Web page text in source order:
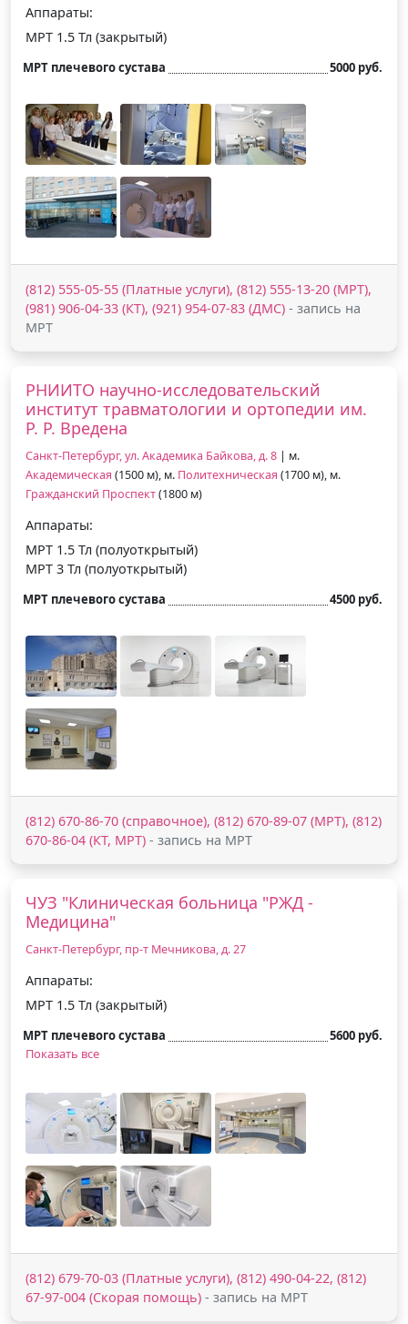
Аппараты:
МРТ 1.5 Тл (закрытый)
МРТ плечевого сустава 5000 руб.
(812) 555-05-55 (Платные услуги), (812) 555-13-20 (МРТ),
(981) 906-04-33 (КТ), (921) 954-07-83 (ДМС) - запись на
МРТ
РНИИТО научно-исследовательский
институт травматологии и ортопедии им.
Р. Р. Вредена
Санкт-Петербург, ул. Академика Байкова, д. 8 | м.
Академическая (1500 м), м. Политехническая (1700 м), м.
Гражданский Проспект(1800 м)
Аппараты:
МРТ 1.5 Тл (полуоткрытый)
МРТ 3 Тл (полуоткрытый)
МРТ плечевого сустава 4500 руб.
(812) 670-86-70 (справочное), (812) 670-89-07 (МРТ), (812)
670-86-04 (КТ, МРТ) - запись на МРТ
ЧУЗ "Клиническая больница "РЖД -
Медицина"
Санкт-Петербург, пр-т Мечникова, д. 27
Аппараты:
МРТ 1.5 Тл (закрытый)
МРТ плечевого сустава
5600 руб.
Показать все
(812) 679-70-03 (Платные услуги), (812) 490-04-22, (812)
67-97-004 (Скорая помощь) - запись на МРТ